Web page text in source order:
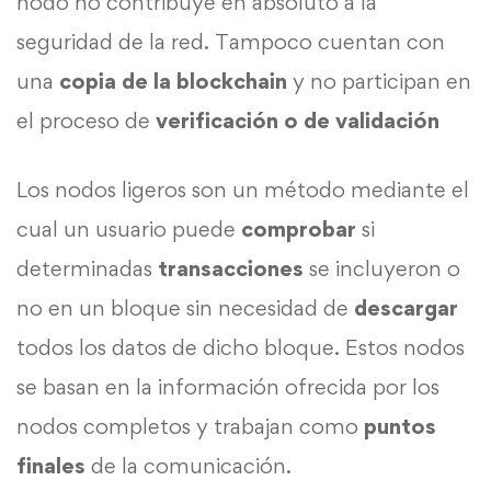
seguridad de la red. Tampoco cuentan con
una copia de la blockchain y no participan en
el proceso de verificación o de validación
Los nodos ligeros son un método mediante el
cual un usuario puede comprobar si
determinadas transacciones se incluyeron o
no en un bloque sin necesidad de descargar
todos los datos de dicho bloque. Estos nodos
se basan en la información ofrecida por los
nodos completos y trabajan como puntos
finales de la comunicación.